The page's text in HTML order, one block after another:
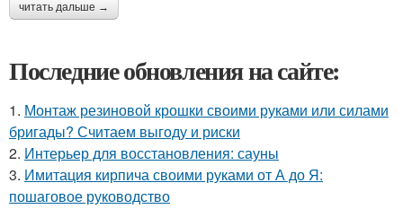
читать дальше →
Последние обновления на сайте:
1. Монтаж резиновой крошки своими руками или силами
бригады? Считаем выгоду и риски
2. Интерьер для восстановления: сауны
3. Имитация кирпича своими руками от А до Я:
пошаговое руководство